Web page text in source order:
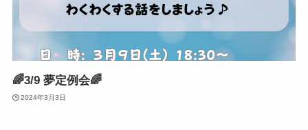
🌈3/9 夢定例会🌈
2024年3月3日